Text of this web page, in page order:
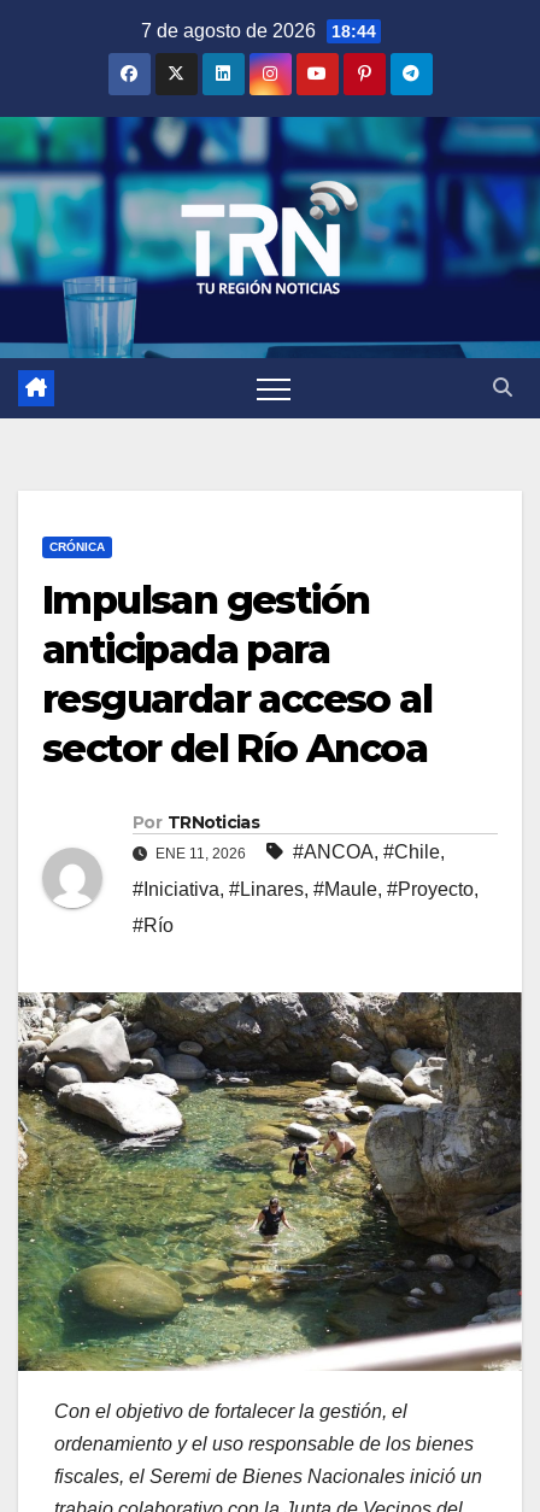
7 de agosto de 2026 18:44
CRÓNICA
Impulsan gestión
anticipada para
resguardar acceso al
sector del Río Ancoa
Por TRNoticias
ENE 11, 2026 #ANCOA, #Chile,
#Iniciativa, #Linares, #Maule, #Proyecto,
#Río
Con el objetivo de fortalecer la gestión, el
ordenamiento y el uso responsable de los bienes
fiscales, el Seremi de Bienes Nacionales inició un